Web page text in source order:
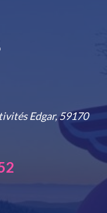
Edgar, 59170